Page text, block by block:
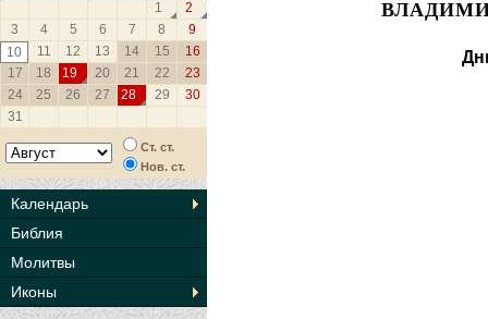
1
2
3
4 5 6 7 8
9
10
11 12 13 14 15
16
17
18 19 20 21 22
23
24
25 26 27 28 29
30
31
Ст. ст.
Нов. ст.
Календарь
Библия
Молитвы
Иконы